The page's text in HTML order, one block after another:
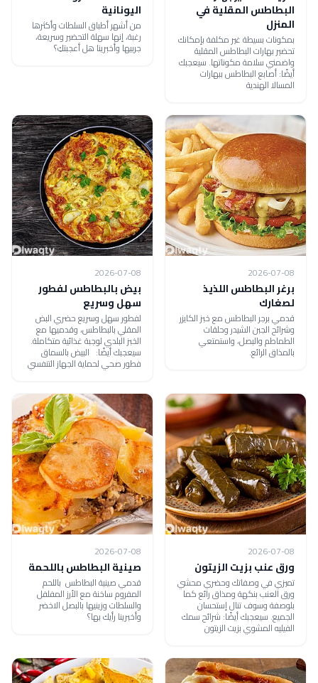
البطاطس المقلية في
المنزل
بمكونات بسيطة غير مكلفة بإمكانك
تحضير بهارات البطاطس المقلية
واضمني سلامة مكوناتها. سيعجبك
أيضًا: أصابع البطاطس ببهارات
المسالا الهندية
اليونانية
من أشهر أطباق السلطات وأكثرها
رغبة، إنها سهلة التحضير وسريعة،
جربيها وأخبرينا هل أعجبتكِ؟
2026-07-08
برغر البطاطس اللذيذ
لصغارك
قدمي برجر البطاطس مع خبز الكايزر
وشرائح الجبن الشيدر وحلقات
الطماطم والبصل، واستمتعي
بالمذاق الرائع.
2026-07-08
بيض بالبطاطس لفطور
سهل وسريع
لفطور سهل وسريع حضري البض
المقلي بالبطاطس، وقدميها مع
الخبز البلدي لوجبة غذائية متكاملة.
سيعجبك أيضًا: البيض بالسماق
فطور صحي لحماية الجهاز التنفسي
2026-07-08
ورق عنب بزيت الزيتون
تميزي في وصفاتك وحضري محشي
ورق العنب بنكهة ومذاق رائع كما
بلوصفة وسوف تنال إستحسان
الجميع. سيعجبك أيضًا: شرائح سمك
الفيليه المشوي بزيت الزيتون
2026-07-08
صينية البطاطس باللحمة
قدمي صينية البطاطس باللحم
المفروم ساخنة مع الأرز المفلفل
والسلطات وزينيها بالبصل الاخضر
وأخبرينا رأيك بها؟